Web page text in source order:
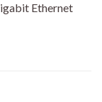
Ethernet